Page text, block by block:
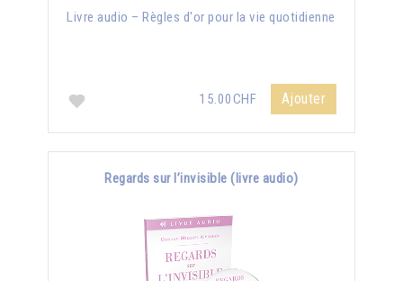
Livre audio – Règles d'or pour la vie quotidienne
15.00CHF Ajouter
Regards sur l’invisible (livre audio)